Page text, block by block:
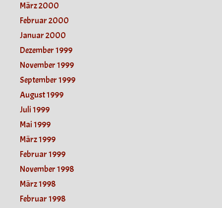
März 2000
Februar 2000
Januar 2000
Dezember 1999
November 1999
September 1999
August 1999
Juli 1999
Mai 1999
März 1999
Februar 1999
November 1998
März 1998
Februar 1998